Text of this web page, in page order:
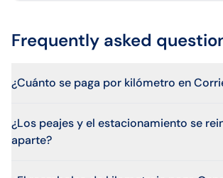
Frequently asked
¿Cuánto se paga por kilómetro en
¿Los peajes y el estacionamiento se
aparte?